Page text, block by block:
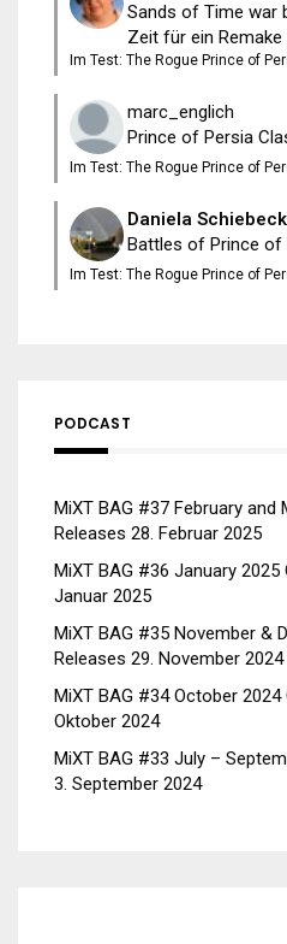
Sands of Time war
Zeit für ein
Im Test: The Rogue Prince of
marc_englich
Prince of Persia
Im Test: The Rogue Prince of
Daniela Schiebeck
Battles of Prince
Im Test: The Rogue Prince of
PODCAST
MiXT BAG #37 February and
Releases 28. Februar 2025
MiXT BAG #36 January 2025
Januar 2025
MiXT BAG #35 November &
Releases 29. November 2024
MiXT BAG #34 October 2024
Oktober 2024
MiXT BAG #33 July –
3. September 2024